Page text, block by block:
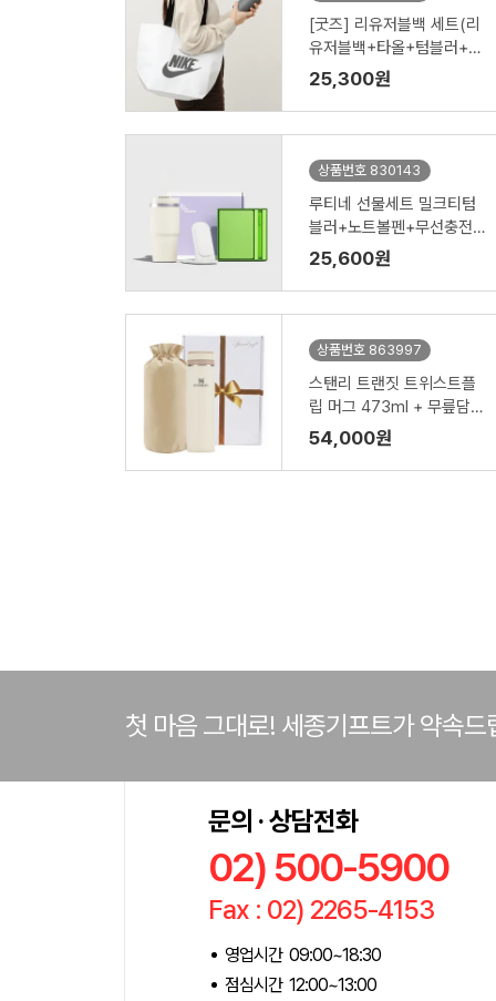
[굿즈] 리유저블백 세트(리
유저블백+타올+텀블러+공
기청정기)
25,300원
상품번호 830143
루티네 선물세트 밀크티텀
블러+노트볼펜+무선충전
기
25,600원
상품번호 863997
스탠리 트랜짓 트위스트플
립 머그 473ml + 무릎담요
+커버1P세트
54,000원
첫 마음 그대로! 세종기프트가 약속드
문의 · 상담전화
02) 500-5900
Fax : 02) 2265-4153
영업시간 09:00~18:30
점심시간 12:00~13:00